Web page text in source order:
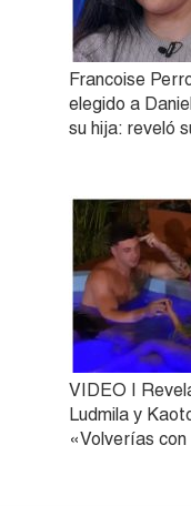
Francoise
elegido a
su hija: reveló
VIDEO |
Ludmila y
«Volverías